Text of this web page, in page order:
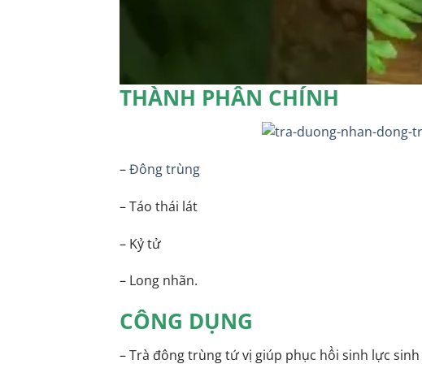
THÀNH PHẦN CHÍNH
–Đông trùng
– Táo thái lát
– Kỷ tử
– Long nhãn.
CÔNG DỤNG
– Trà đông trùng tứ vị giúp phục hồi sinh lực sinh